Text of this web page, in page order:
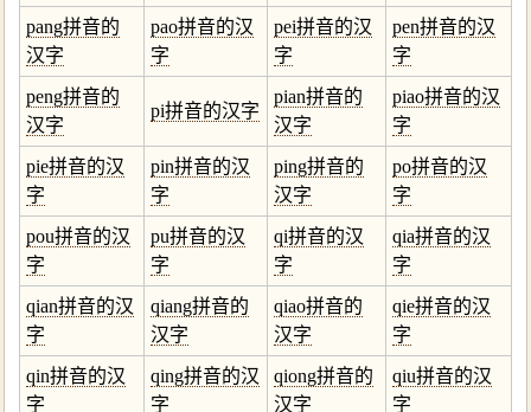
pang拼音的
汉字
pao拼音的汉
字
pei拼音的汉
字
pen拼音的汉
字
peng拼音的
汉字
pi拼音的汉字
pian拼音的
汉字
piao拼音的汉
字
pie拼音的汉
字
pin拼音的汉
字
ping拼音的
汉字
po拼音的汉
字
pou拼音的汉
字
pu拼音的汉
字
qi拼音的汉
字
qia拼音的汉
字
qian拼音的汉
字
qiang拼音的
汉字
qiao拼音的
汉字
qie拼音的汉
字
qin拼音的汉
字
qing拼音的汉
字
qiong拼音的
汉字
qiu拼音的汉
字